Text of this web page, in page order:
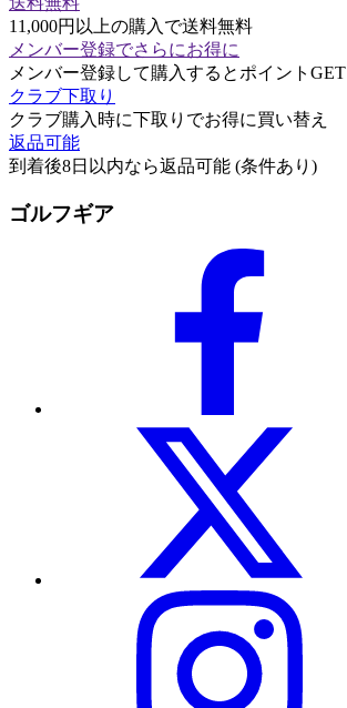
11,000円以上の購入で送料無料
メンバー登録でさらにお得に
メンバー登録して購入するとポイントGET
クラブ下取り
クラブ購入時に下取りでお得に買い替え
返品可能
到着後8日以内なら返品可能 (条件あり)
ゴルフギア